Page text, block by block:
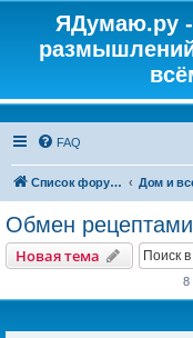
ЯДумаю.ру
FAQ
Список форумов Дом и
Обмен рецептами
Новая тема
8